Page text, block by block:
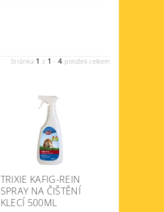
Stránka 1 z 1 -4 položek celkem
TRIXIE KAFIG-REIN
SPRAY NA ČIŠTĚNÍ
KLECÍ 500ML